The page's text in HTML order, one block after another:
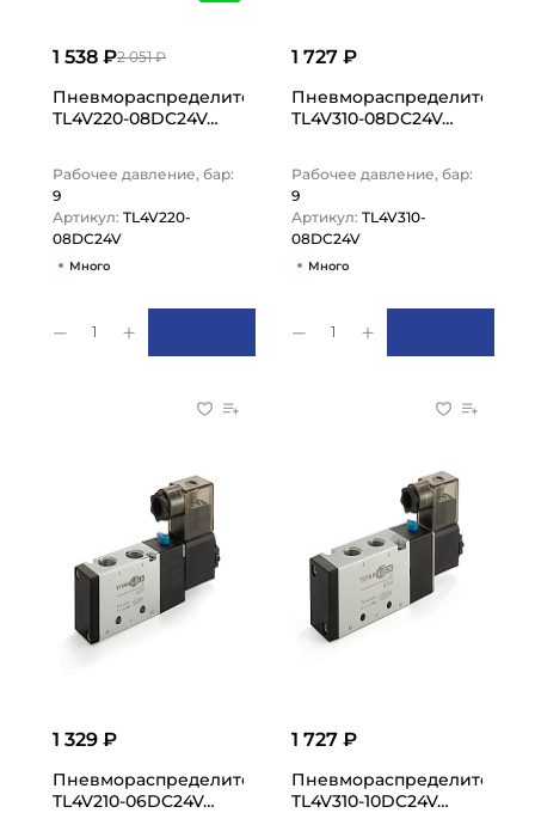
2 051 ₽
1 538 ₽
Пневмораспределитель электромагнитный 4V,
TL4V220-08DC24V…
Рабочее давление, бар:
9
Артикул: TL4V220-
08DC24V
Много
1
1 727 ₽
Пневмораспределитель
TL4V310-08DC24V…
Рабочее давление, бар:
9
Артикул: TL4V310-
08DC24V
Много
1
1 329 ₽
Пневмораспределитель электромагнитный 4V, серия
TL4V210-06DC24V…
1 727 ₽
Пневмораспределитель
TL4V310-10DC24V…